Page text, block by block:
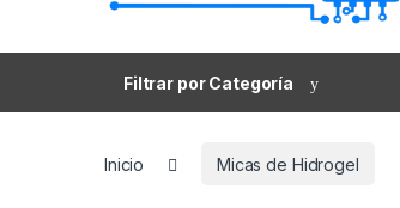
Filtrar por Categoría
Inicio Micas de Hidrogel